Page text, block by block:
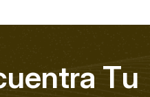
uentra Tu